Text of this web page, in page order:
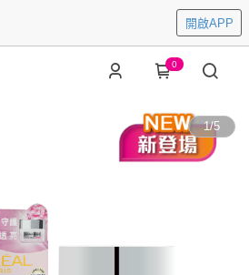
開啟APP
0
1/5